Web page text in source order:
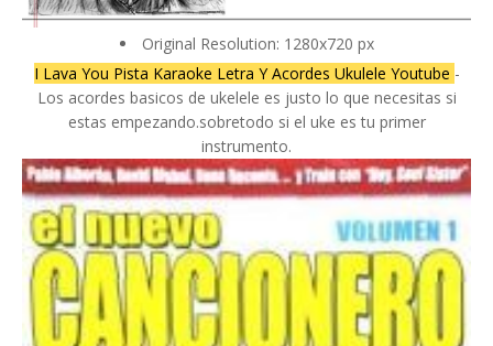
Original Resolution: 1280x720 px
I Lava You Pista Karaoke Letra Y Acordes Ukulele Youtube -
Los acordes basicos de ukelele es justo lo que necesitas si
estas empezando.sobretodo si el uke es tu primer
instrumento.